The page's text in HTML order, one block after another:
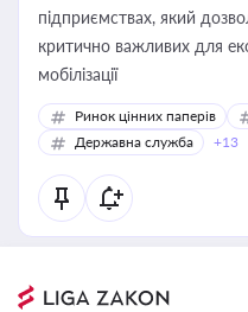
підприємствах, який
критично важливих для
мобілізації
Ринок цінних паперів
Державна служба
+13